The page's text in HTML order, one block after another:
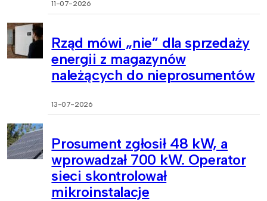
11-07-2026
Rząd mówi „nie” dla sprzedaży
energii z magazynów
należących do nieprosumentów
13-07-2026
Prosument zgłosił 48 kW, a
wprowadzał 700 kW. Operator
sieci skontrolował
mikroinstalacje